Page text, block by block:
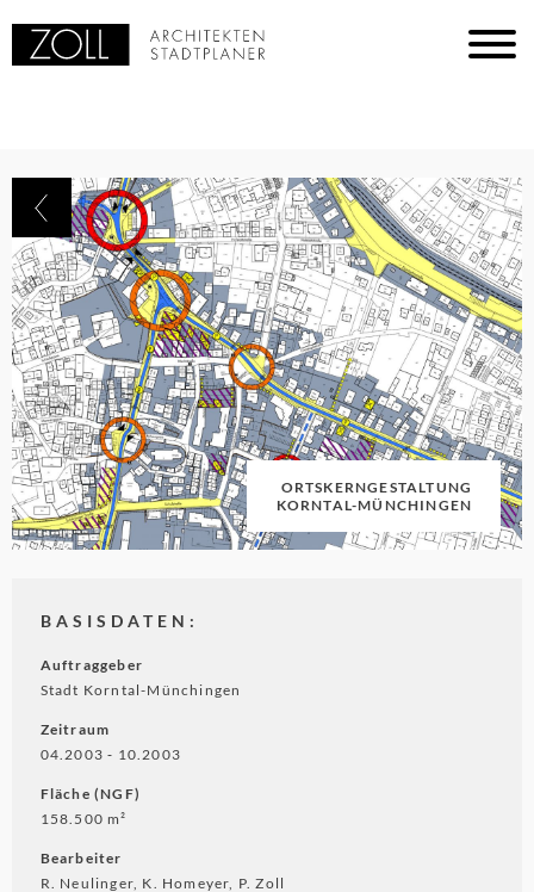
ORTSKERNGESTALTUNG
KORNTAL-MÜNCHINGEN
BASISDATEN:
Auftraggeber
Stadt Korntal-Münchingen
Zeitraum
04.2003 ‐ 10.2003
Fläche (NGF)
158.500 m²
Bearbeiter
R. Neulinger, K. Homeyer, P. Zoll